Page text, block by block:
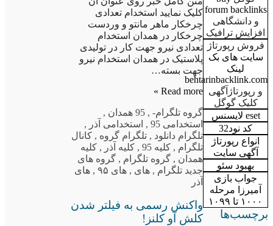
forum backlinks
و دانشگاهی
افزایش ترافیک
فروش رپورتاژ
سایت های بک
لینک
behtarinbacklink.com
و رپورتاژآگهی
کلیک گوگل
eset لایسنس
کد نود32
انواع رپورتاژ
آگهی سایت
بهبود سئو
جواب بازی
آمیرزا مرحله
۱۰۰۰ تا ۱۰۹۹
کلیک نمایید استخدام تعدادی
چرخکار ماهر مانتو و وردست
چرخکار در همدان استخدام
تعدادی نیرو جهت کار در تولیدی
پلاستیک در همدان استخدام نیرو
جهت بسته…
Read more »
گروه تلگرام-
, 95 همدان
,
استخدامی 95
, استخدامی آذر ,
تلگرام دانلود , تلگرام گروه , کانال
تلگرام , کلیه 95 , کلیه آذر , کلیه
همدان , گروه تلگرام , گروه های
جدید تلگرام , های , های ۹۵ , های
آذر
واکنش رسمی به فیلتر شدن
کلش آو کلنز!
برچسب‌ها